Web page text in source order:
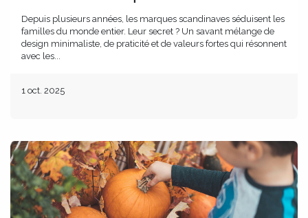
Depuis plusieurs années, les marques scandinaves séduisent les
familles du monde entier. Leur secret ? Un savant mélange de
design minimaliste, de praticité et de valeurs fortes qui résonnent
avec les...
1 oct. 2025